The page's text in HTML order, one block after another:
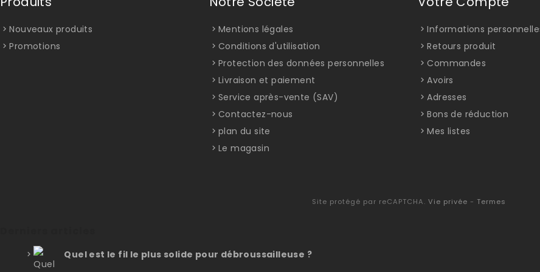
Nouveaux produits
Promotions
Mentions légales
Conditions d'utilisation
Protection des données personnelles
Livraison et paiement
Service après-vente (SAV)
Contactez-nous
plan du site
Le magasin
Informations
Retours produit
Commandes
Avoirs
Adresses
Bons de réduction
Mes listes
Site protégé par reCAPTCHA. Vie privée - Termes
Quel est le fil le plus solide pour débroussailleuse ?